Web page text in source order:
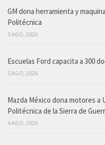
GM dona herramienta y
Politécnica
5 AGO, 2026
Escuelas Ford capacita a 300
5 AGO, 2026
Mazda México dona motores a
Politécnica de la Sierra de
4 AGO, 2026